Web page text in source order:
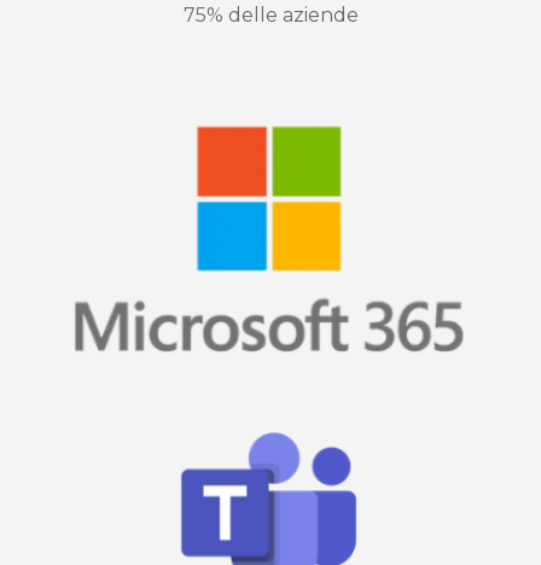
75% delle aziende